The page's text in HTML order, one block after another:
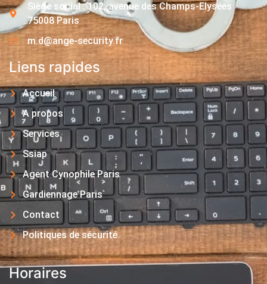
Siège social : 102, avenue des Champs-Elysées
75008 Paris
m.d@ange-security.fr
Liens rapides
Accueil
A propos
Services
Ssiap
Agent Cynophile Paris
Gardiennage Paris
Contact
Politiques de sécurité
Horaires